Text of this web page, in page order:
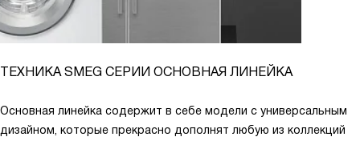
ТЕХНИКА SMEG СЕРИИ ОСНОВНАЯ ЛИНЕЙКА
Основная линейка содержит в себе модели с универсальным
дизайном, которые прекрасно дополнят любую из коллекций